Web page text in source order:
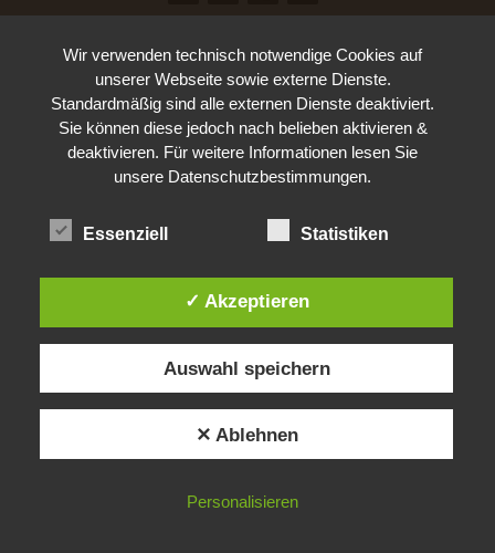
Wir verwenden technisch notwendige Cookies auf
unserer Webseite sowie externe Dienste.
Standardmäßig sind alle externen Dienste deaktiviert.
Sie können diese jedoch nach belieben aktivieren &
deaktivieren. Für weitere Informationen lesen Sie
unsere Datenschutzbestimmungen.
Essenziell Statistiken
✓ Akzeptieren
Auswahl speichern
✕ Ablehnen
Personalisieren